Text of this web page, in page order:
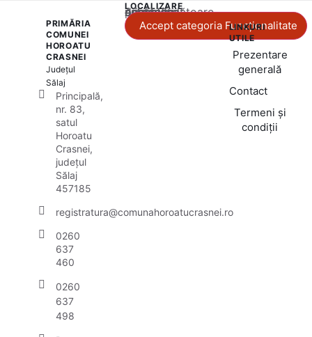
PRIMĂRIA
COMUNEI
HOROATU
CRASNEI
Județul
Sălaj
Principală,
nr. 83,
satul
Horoatu
Crasnei,
județul
Sălaj
457185
registratura@comunahoroatucrasnei.ro
0260
637
460
0260
637
498
LOCALIZARE
Acest conținut este blocat până când acceptați categoria corespunzătoare de cookie-uri.
Accept categoria Funcționalitate
LINKURI
UTILE
Prezentare
generală
Contact
Termeni și
condiții